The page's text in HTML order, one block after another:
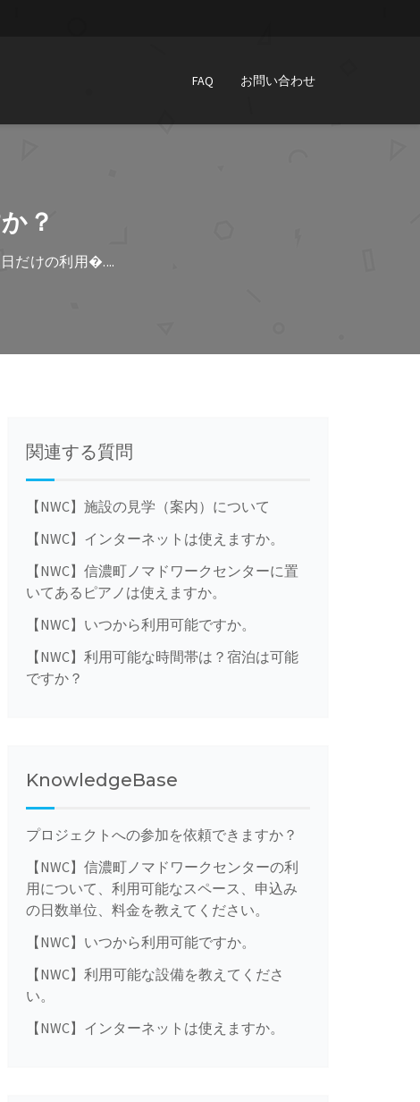
FAQ お問い合わせ
？
日だけの利用�....
関連する質問
【NWC】施設の見学（案内）について
【NWC】インターネットは使えますか。
【NWC】信濃町ノマドワークセンターに置
いてあるピアノは使えますか。
【NWC】いつから利用可能ですか。
【NWC】利用可能な時間帯は？宿泊は可能
ですか？
KnowledgeBase
プロジェクトへの参加を依頼できますか？
【NWC】信濃町ノマドワークセンターの利
用について、利用可能なスペース、申込み
の日数単位、料金を教えてください。
【NWC】いつから利用可能ですか。
【NWC】利用可能な設備を教えてくださ
い。
【NWC】インターネットは使えますか。